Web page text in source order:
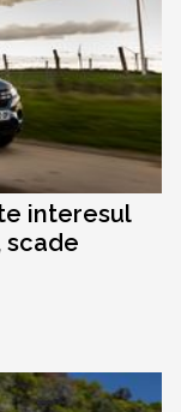
interesul